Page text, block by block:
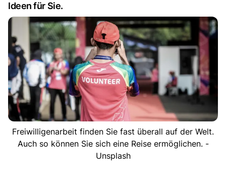
Ideen für Sie.
Freiwilligenarbeit finden Sie fast überall auf der Welt.
Auch so können Sie sich eine Reise ermöglichen. -
Unsplash